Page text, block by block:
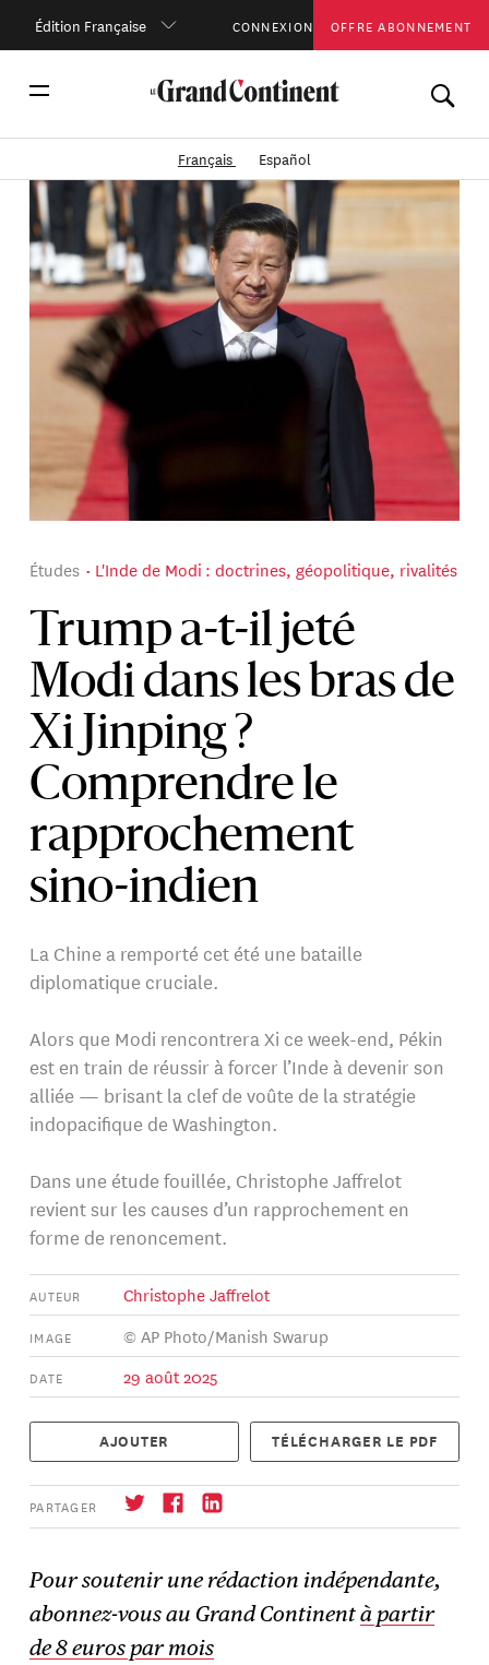
Édition Française CONNEXION OFFRE ABONNEMENT
Français Español
Trump a-t-il jeté
Modi dans les bras de
Xi Jinping ?
Comprendre le
rapprochement
sino-indien
Études L'Inde de Modi : doctrines, géopolitique, rivalités
La Chine a remporté cet été une bataille
diplomatique cruciale.
Alors que Modi rencontrera Xi ce week-end, Pékin
est en train de réussir à forcer l’Inde à devenir son
alliée — brisant la clef de voûte de la stratégie
indopacifique de Washington.
Dans une étude fouillée, Christophe Jaffrelot
revient sur les causes d’un rapprochement en
forme de renoncement.
AUTEUR Christophe Jaffrelot
IMAGE © AP Photo/Manish Swarup
DATE 29 août 2025
AJOUTER TÉLÉCHARGER LE PDF
PARTAGER
→
Pour soutenir une rédaction indépendante,
abonnez-vous au Grand Continentà partir
de 8 euros par mois